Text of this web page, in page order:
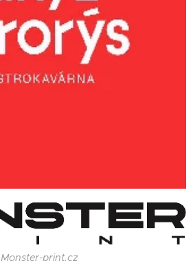
Monster-print.cz